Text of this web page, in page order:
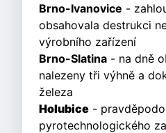
Brno-Ivanovice -
obsahovala destrukci
výrobního zařízení
Brno-Slatina - na dně
nalezeny tři výhně a
železa
Holubice -
pyrotechnologického